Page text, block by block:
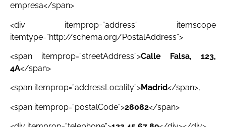
empresa</span>
<div itemprop=”address” itemscope
itemtype=”http://schema.org/PostalAddress”>
<span itemprop=”streetAddress”>Calle Falsa, 123,
4A</span>
<span itemprop=”addressLocality”>Madrid</span>,
<span itemprop=”postalCode”>28082</span>